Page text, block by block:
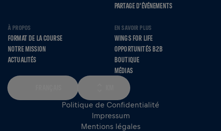
PARTAGE D'ÉVÉNEMENTS
À PROPOS
FORMAT DE LA COURSE
NOTRE MISSION
ACTUALITÉS
EN SAVOIR PLUS
WINGS FOR LIFE
OPPORTUNITÉS B2B
BOUTIQUE
MÉDIAS
Politique de Confidentialité
Impressum
Mentions légales